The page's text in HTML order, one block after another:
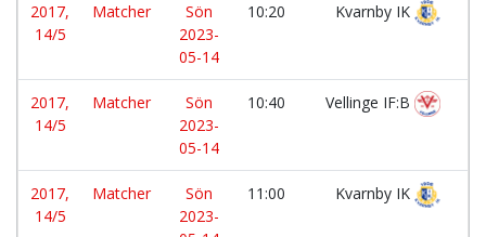
2017,
14/5
Matcher
Sön
2023-
05-14
10:20 Kvarnby IK
2017,
14/5
Matcher
Sön
2023-
05-14
10:40 Vellinge IF:B
2017,
14/5
Matcher
Sön
2023-
11:00 Kvarnby IK